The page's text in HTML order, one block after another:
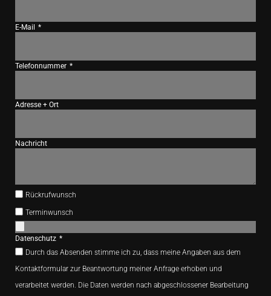
E-Mail
Telefonnummer
Adresse + Ort
Nachricht
Rückrufwunsch
Terminwunsch
Datenschutz
Durch das Absenden stimme ich zu, dass meine Angaben aus dem
Kontaktformular zur Beantwortung meiner Anfrage erhoben und
verarbeitet werden. Die Daten werden nach abgeschlossener Bearbeitung